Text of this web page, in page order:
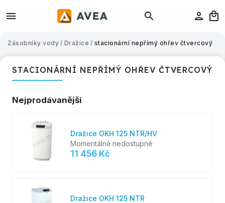
Zásobníky vody / Dražice / stacionární nepřímý ohřev čtvercový
STACIONÁRNÍ NEPŘÍMÝ OHŘEV ČTVERCOVÝ
Nejprodávanější
Dražice OKH 125 NTR/HV
Momentálně nedostupné
11 456 Kč
Dražice OKH 125 NTR